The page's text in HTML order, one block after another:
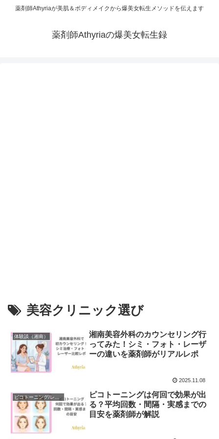
薬剤師Athyriaが美肌＆ボディメイクから爆美女転生メソッドを伝えます
薬剤師Athyriaの爆美女転生録
美容クリニック選び
体験談（湘南）
湘南美容外科のカウンセリング行
ってみた！シミ・フォト・レーザ
ーの違いを薬剤師がリアルレポ
2025.11.08
ピコトーニングは何回で効果が出
る？平均回数・間隔・実感までの
目安を薬剤師が解説